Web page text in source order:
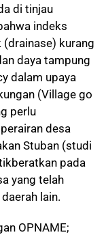
di tinjau
indeks
kurang
daya tampung
dalam upaya
(Village go
perlu
desa
Stuban (studi
pada
yang telah
lain.
OPNAME;